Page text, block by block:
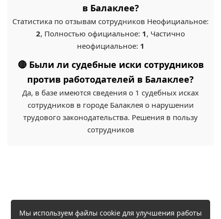
в Балаклее?
Статистика по отзывам сотрудников Неофициальное:
2, Полностью официальное: 1, Частично
неофициальное: 1
🔴 Были ли судебные иски сотрудников
против работодателей в Балаклее?
Да, в базе имеются сведения о 1 судебных исках
сотрудников в городе Балаклея о нарушении
трудового законодательства. Решения в пользу
сотрудников
Мы используем файлы cookie для улучшения работы